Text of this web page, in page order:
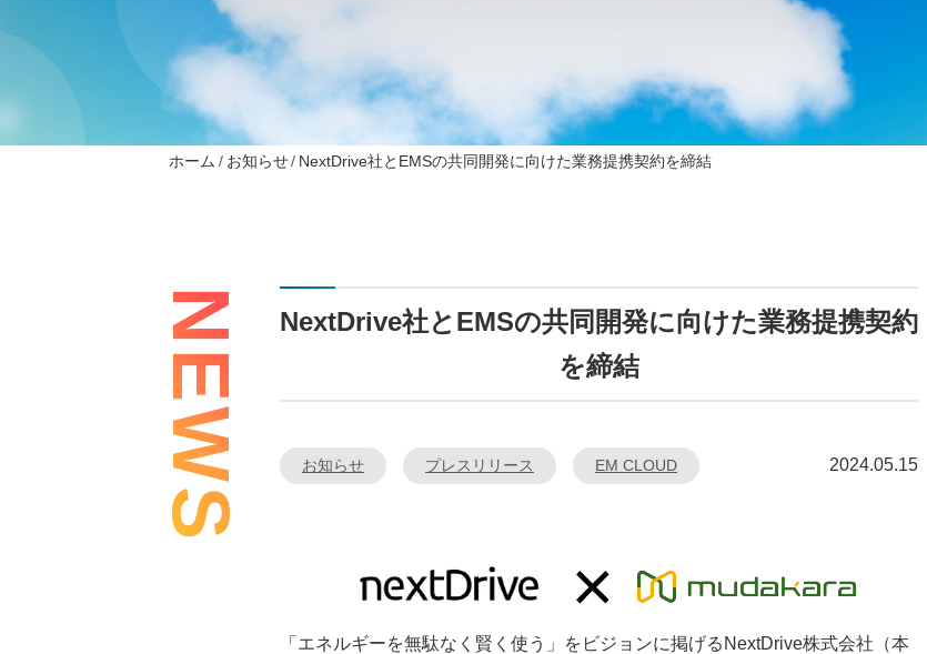
ホーム お知らせ NextDrive社とEMSの共同開発に向けた業務提携契約を締結
NEWS
NextDrive社とEMSの共同開発に向けた業務提携契約
を締結
お知らせ プレスリリース EM CLOUD 2024.05.15
「エネルギーを無駄なく賢く使う」をビジョンに掲げるNextDrive株式会社（本